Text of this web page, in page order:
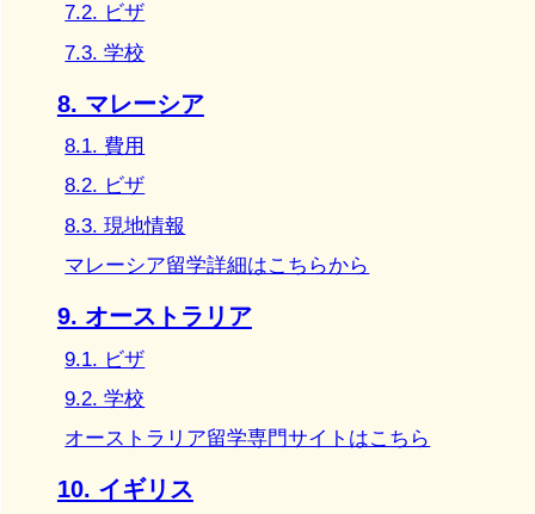
7.2. ビザ
7.3. 学校
8. マレーシア
8.1. 費用
8.2. ビザ
8.3. 現地情報
マレーシア留学詳細はこちらから
9. オーストラリア
9.1. ビザ
9.2. 学校
オーストラリア留学専門サイトはこちら
10. イギリス